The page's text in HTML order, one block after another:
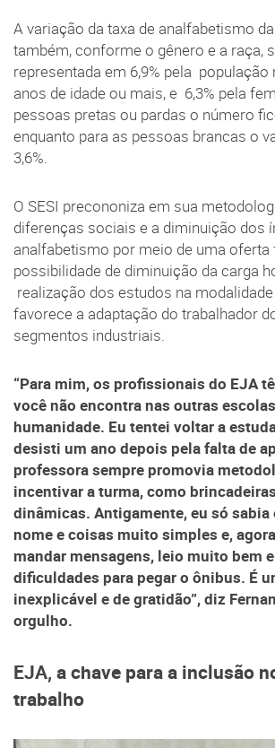
A variação da taxa de analfabetismo
também, conforme o gênero e a raça,
representada em 6,9% pela população
anos de idade ou mais, e 6,3% pela
pessoas pretas ou pardas o número
enquanto para as pessoas brancas o
3,6%.
O SESI precononiza em sua
diferenças sociais e a diminuição dos
analfabetismo por meio de uma oferta
possibilidade de diminuição da carga
realização dos estudos na modalidade
favorece a adaptação do trabalhador
segmentos industriais.
“Para mim, os profissionais do EJA
você não encontra nas outras
humanidade. Eu tentei voltar a
desisti um ano depois pela falta de
professora sempre promovia
incentivar a turma, como
dinâmicas. Antigamente, eu só sabia
nome e coisas muito simples e,
mandar mensagens, leio muito bem
dificuldades para pegar o ônibus. É
inexplicável e de gratidão”, diz
orgulho.
EJA, a chave para a inclusão
trabalho